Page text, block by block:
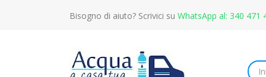
Bisogno di aiuto? Scrivici su WhatsApp al: 340 471